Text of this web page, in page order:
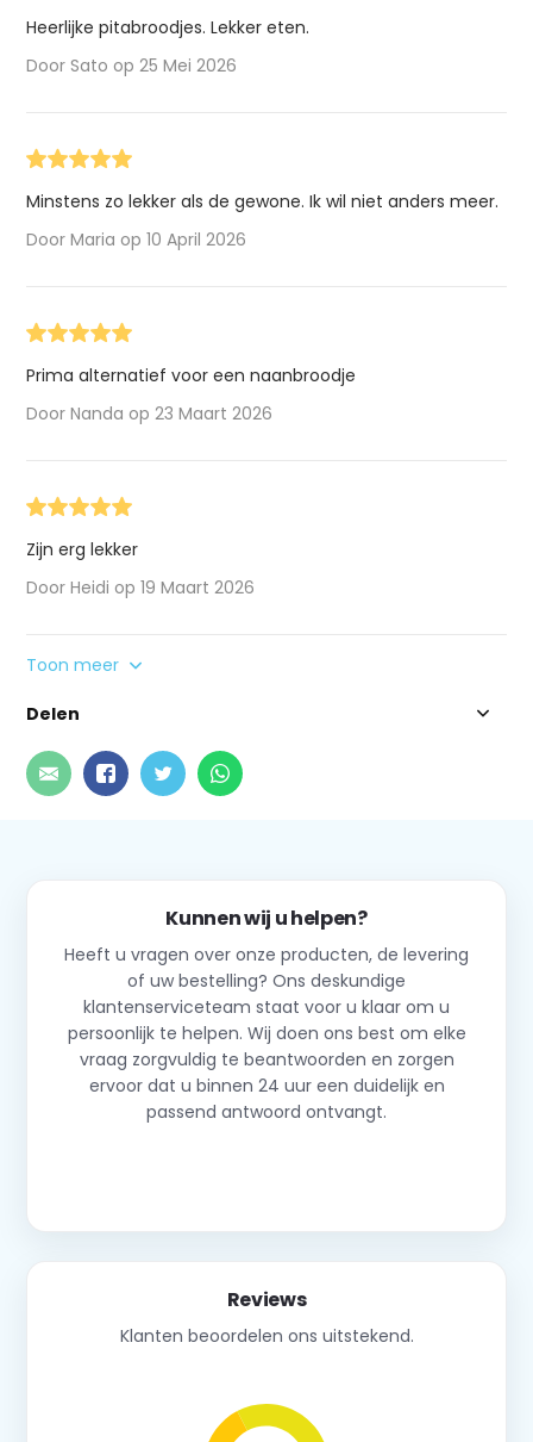
Heerlijke pitabroodjes. Lekker eten.
Door Sato op 25 Mei 2026
Minstens zo lekker als de gewone. Ik wil niet anders meer.
Door Maria op 10 April 2026
Prima alternatief voor een naanbroodje
Door Nanda op 23 Maart 2026
Zijn erg lekker
Door Heidi op 19 Maart 2026
Toon meer
Delen
Kunnen wij u helpen?
Heeft u vragen over onze producten, de levering
of uw bestelling? Ons deskundige
klantenserviceteam staat voor u klaar om u
persoonlijk te helpen. Wij doen ons best om elke
vraag zorgvuldig te beantwoorden en zorgen
ervoor dat u binnen 24 uur een duidelijk en
passend antwoord ontvangt.
Reviews
Klanten beoordelen ons uitstekend.